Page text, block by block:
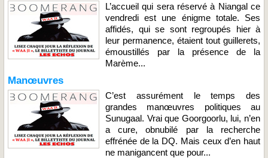
L’accueil qui sera réservé à Niangal ce
vendredi est une énigme totale. Ses
affidés, qui se sont regroupés hier à
leur permanence, étaient tout guillerets,
émoustillés par la présence de la
Marème...
Manœuvres
C’est assurément le temps des
grandes manœuvres politiques au
Sunugaal. Vrai que Goorgoorlu, lui, n’en
a cure, obnubilé par la recherche
effrénée de la DQ. Mais ceux d’en haut
ne manigancent que pour...